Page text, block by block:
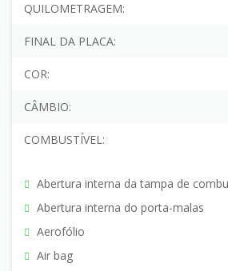
QUILOMETRAGEM:
FINAL DA PLACA:
COR:
CÂMBIO:
COMBUSTÍVEL:
Abertura interna da tampa de
Abertura interna do porta-malas
Aerofólio
Air bag